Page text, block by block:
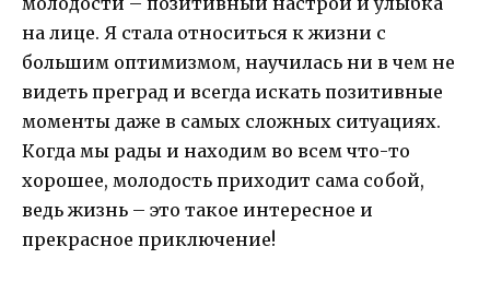
на лице. Я стала относиться к жизни с
большим оптимизмом, научилась ни в чем не
видеть преград и всегда искать позитивные
моменты даже в самых сложных ситуациях.
Когда мы рады и находим во всем что-то
хорошее, молодость приходит сама собой,
ведь жизнь – это такое интересное и
прекрасное приключение!